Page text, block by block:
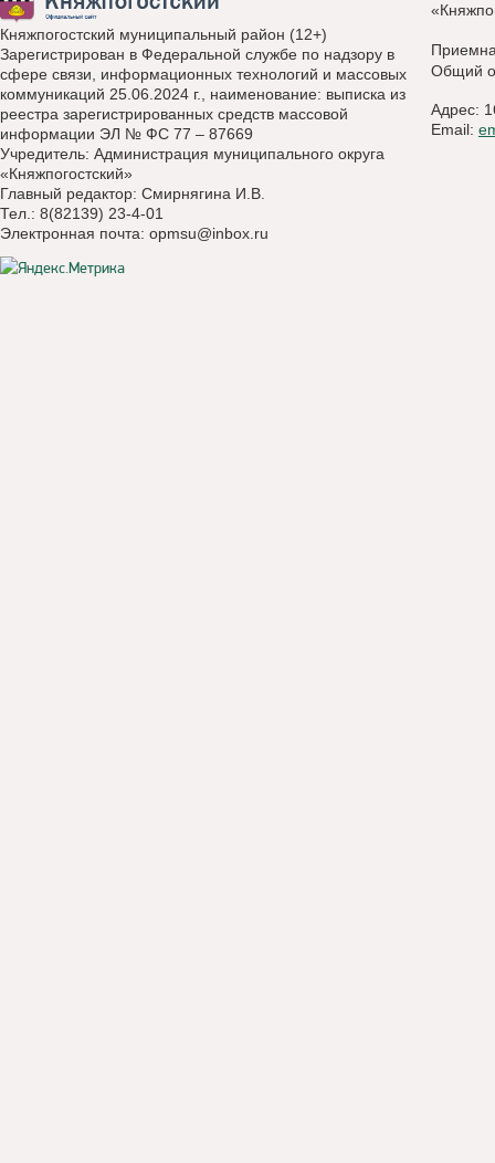
Княжпогостский муниципальный район (12+)
Зарегистрирован в Федеральной службе по надзору в
сфере связи, информационных технологий и массовых
коммуникаций 25.06.2024 г., наименование: выписка из
реестра зарегистрированных средств массовой
информации ЭЛ № ФС 77 – 87669
Учредитель: Администрация муниципального округа
«Княжпогостский»
Главный редактор: Смирнягина И.В.
Тел.: 8(82139) 23-4-01
Электронная почта: opmsu@inbox.ru
Общий
Адрес:
Email: